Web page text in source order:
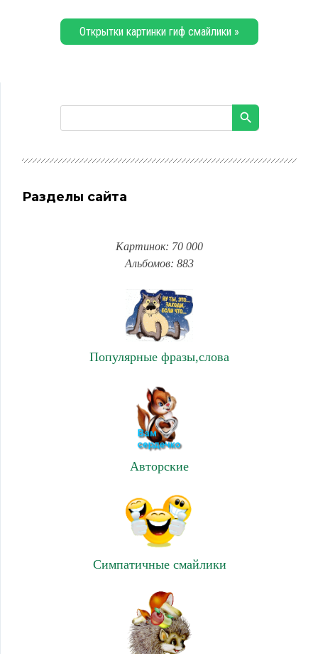
Открытки картинки гиф смайлики »
Разделы сайта
Картинок: 70 000
Альбомов: 883
Популярные фразы,слова
Авторские
Симпатичные смайлики